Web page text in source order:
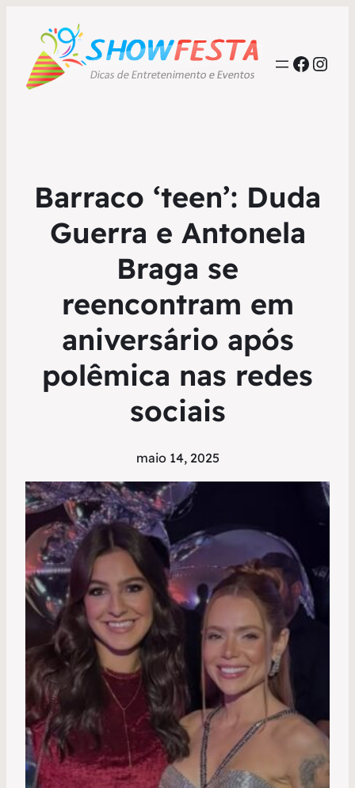
Barraco ‘teen’: Duda
Guerra e Antonela
Braga se
reencontram em
aniversário após
polêmica nas redes
sociais
maio 14, 2025